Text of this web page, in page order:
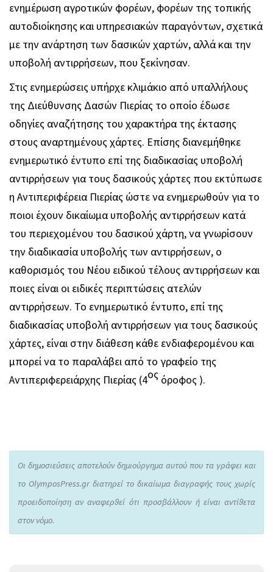
ενημέρωση αγροτικών φορέων, φορέων της τοπικής
αυτοδιοίκησης και υπηρεσιακών παραγόντων, σχετικά
με την ανάρτηση των δασικών χαρτών, αλλά και την
υποβολή αντιρρήσεων, που ξεκίνησαν.
Στις ενημερώσεις υπήρχε κλιμάκιο από υπαλλήλους
της Διεύθυνσης Δασών Πιερίας το οποίο έδωσε
οδηγίες αναζήτησης του χαρακτήρα της έκτασης
στους αναρτημένους χάρτες. Επίσης διανεμήθηκε
ενημερωτικό έντυπο επί της διαδικασίας υποβολή
αντιρρήσεων για τους δασικούς χάρτες που εκτύπωσε
η Αντιπεριφέρεια Πιερίας ώστε να ενημερωθούν για το
ποιοι έχουν δικαίωμα υποβολής αντιρρήσεων κατά
του περιεχομένου του δασικού χάρτη, να γνωρίσουν
την διαδικασία υποβολής των αντιρρήσεων, ο
καθορισμός του Νέου ειδικού τέλους αντιρρήσεων και
ποιες είναι οι ειδικές περιπτώσεις ατελών
αντιρρήσεων. Το ενημερωτικό έντυπο, επί της
διαδικασίας υποβολή αντιρρήσεων για τους δασικούς
χάρτες, είναι στην διάθεση κάθε ενδιαφερομένου και
μπορεί να το παραλάβει από το γραφείο της
Αντιπεριφερειάρχης Πιερίας (4ος όροφος ).
Οι δημοσιεύσεις αποτελούν δημιούργημα αυτού που τα γράφει και
το OlymposPress.gr διατηρεί το δικαίωμα διαγραφής τους χωρίς
προειδοποίηση αν αναφερθεί ότι προσβάλλουν ή είναι αντίθετα
στον νόμο.